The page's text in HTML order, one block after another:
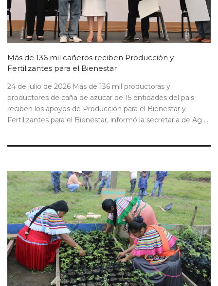
Más de 136 mil cañeros reciben Producción y
Fertilizantes para el Bienestar
24 de julio de 2026 Más de 136 mil productoras y
productores de caña de azúcar de 15 entidades del país
reciben los apoyos de Producción para el Bienestar y
Fertilizantes para el Bienestar, informó la secretaria de Ag ...